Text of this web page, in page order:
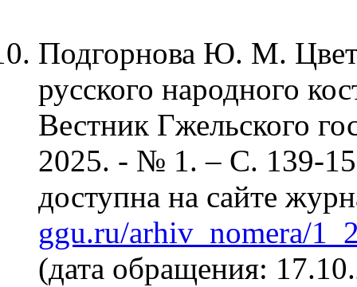
Подгорнова Ю. М. Цвет
русского народного
Вестник Гжельского
2025. - № 1. – С. 139-
доступна на сайте
ggu.ru/arhiv_nomera/
(дата обращения: